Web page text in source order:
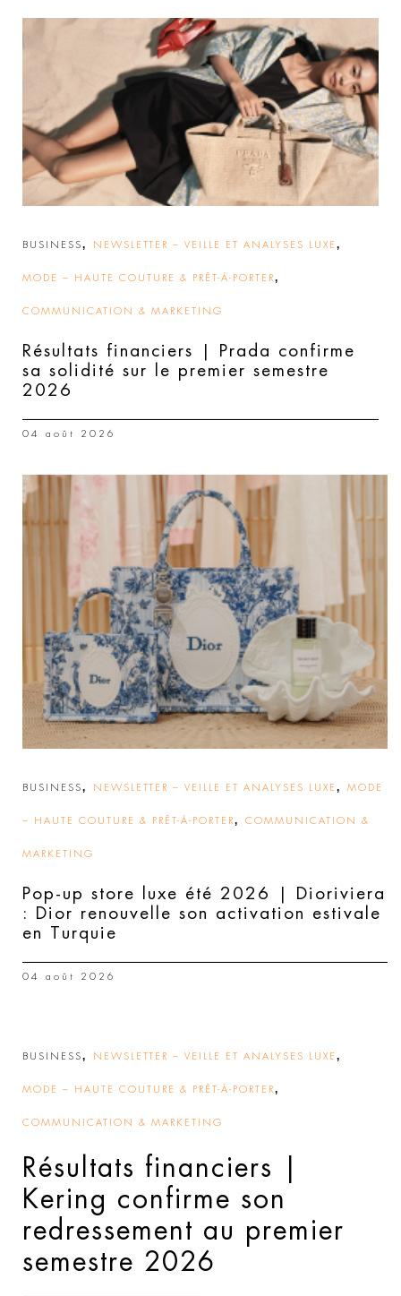
BUSINESS, NEWSLETTER – VEILLE ET ANALYSES LUXE ,
MODE – HAUTE COUTURE & PRÊT-À-PORTER,
COMMUNICATION & MARKETING
Résultats financiers | Prada confirme
sa solidité sur le premier semestre
2026
04 août 2026
BUSINESS, NEWSLETTER – VEILLE ET ANALYSES LUXE , MODE
– HAUTE COUTURE & PRÊT-À-PORTER, COMMUNICATION &
MARKETING
Pop-up store luxe été 2026 | Dioriviera
: Dior renouvelle son activation estivale
en Turquie
04 août 2026
BUSINESS, NEWSLETTER – VEILLE ET ANALYSES LUXE ,
MODE – HAUTE COUTURE & PRÊT-À-PORTER,
COMMUNICATION & MARKETING
Résultats financiers |
Kering confirme son
redressement au premier
semestre 2026